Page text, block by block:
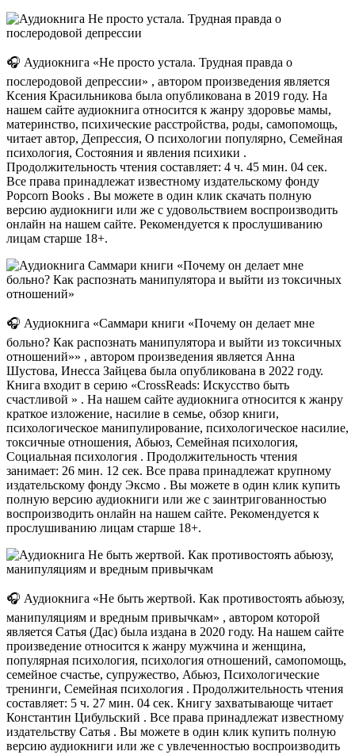
🎧 Аудиокнига «Не просто устала. Трудная правда о
послеродовой депрессии» , автором произведения является
Ксения Красильникова была опубликована в 2019 году. На
нашем сайте аудиокнига относится к жанру здоровье мамы,
материнство, психические расстройства, роды, самопомощь,
читает автор, Депрессия, О психологии популярно, Семейная
психология, Состояния и явления психики .
Продолжительность чтения составляет: 4 ч. 45 мин. 04 сек.
Все права принадлежат известному издательскому фонду
Popcorn Books . Вы можете в один клик скачать полную
версию аудиокниги или же с удовольствием воспроизводить
онлайн на нашем сайте. Рекомендуется к прослушиванию
лицам старше 18+.
🎧 Аудиокнига «Саммари книги «Почему он делает мне
больно? Как распознать манипулятора и выйти из токсичных
отношений»» , автором произведения является Анна
Шустова, Инесса Зайцева была опубликована в 2022 году.
Книга входит в серию «CrossReads: Искусство быть
счастливой » . На нашем сайте аудиокнига относится к жанру
краткое изложение, насилие в семье, обзор книги,
психологическое манипулирование, психологическое насилие,
токсичные отношения, Абьюз, Семейная психология,
Социальная психология . Продолжительность чтения
занимает: 26 мин. 12 сек. Все права принадлежат крупному
издательскому фонду Эксмо . Вы можете в один клик купить
полную версию аудиокниги или же с заинтригованностью
воспроизводить онлайн на нашем сайте. Рекомендуется к
прослушиванию лицам старше 18+.
🎧 Аудиокнига «Не быть жертвой. Как противостоять абьюзу,
манипуляциям и вредным привычкам» , автором которой
является Сатья (Дас) была издана в 2020 году. На нашем сайте
произведение относится к жанру мужчина и женщина,
популярная психология, психология отношений, самопомощь,
семейное счастье, супружество, Абьюз, Психологические
тренинги, Семейная психология . Продолжительность чтения
составляет: 5 ч. 27 мин. 04 сек. Книгу захватывающе читает
Константин Цибульский . Все права принадлежат известному
издательству Сатья . Вы можете в один клик купить полную
версию аудиокниги или же с увлеченностью воспроизводить